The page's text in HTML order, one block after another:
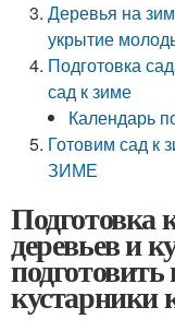
Деревья на
укрытие
Подготовка
сад к зиме
Календарь
Готовим сад
ЗИМЕ
Подготовка
деревьев и
кустарники